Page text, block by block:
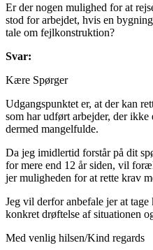
Er der nogen mulighed for at
stod for arbejdet, hvis en
tale om fejlkonstruktion?
Svar:
Kære Spørger
Udgangspunktet er, at der kan
som har udført arbejder, der
dermed mangelfulde.
Da jeg imidlertid forstår på dit
for mere end 12 år siden, vil
jer muligheden for at rette krav
Jeg vil derfor anbefale jer at
konkret drøftelse af situationen
Med venlig hilsen/Kind regards